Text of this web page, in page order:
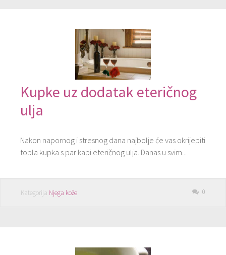
Kupke uz dodatak eteričnog
ulja
Nakon napornog i stresnog dana najbolje će vas okrijepiti
topla kupka s par kapi eteričnog ulja. Danas u svim...
Kategorija Njega kože 0